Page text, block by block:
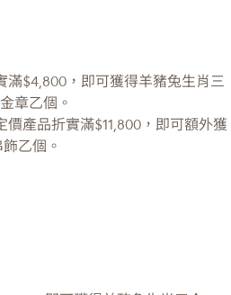
滿$4,800，即可獲得羊豬兔生肖三
章乙個。
產品折實滿$11,800，即可額外獲
乙個。